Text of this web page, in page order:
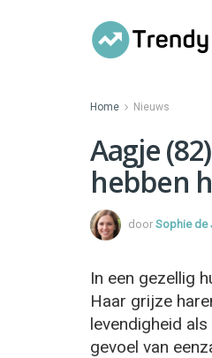
Home Nieuws
Aagje
hebben
door Sophie de
In een gezellig
Haar grijze
levendigheid
gevoel van